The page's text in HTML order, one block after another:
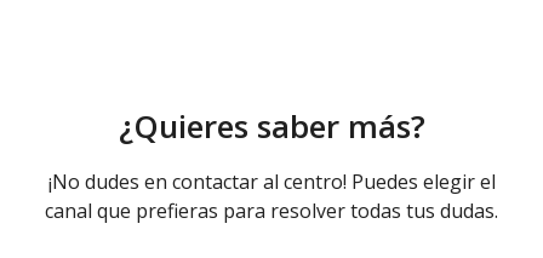
¿Quieres saber más?
¡No dudes en contactar al centro! Puedes elegir el
canal que prefieras para resolver todas tus dudas.